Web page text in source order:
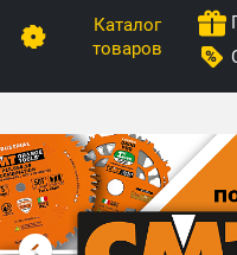
Каталог
товаров
Столярные